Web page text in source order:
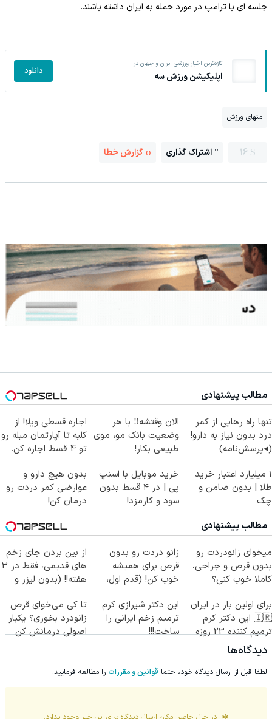
جلسه ای با ترامپ در مورد حمله به ایران داشته باشند.
تازه‌ترین اخبار ورزشی ایران و جهان در
اپلیکیشن ورزش سه دانلود
منهای ورزش
16 اشتراک گذاری گزارش خطا
مطالب پیشنهادی
تنها راه رهایی از کمر
درد بدون نیاز به دارو!
(◂پرسش‌نامه)
الان وقتشه‼️ با هر
وضعیت بانک مو، موی
طبیعی بکار!
اجاره‌ قسطی ویلا! از
کلبه تا آپارتمان مبله رو
تو 4 قسط اجاره کن.
۱ میلیارد اعتبار خرید
طلا | بدون ضامن و
چک
خرید موبایل با اسنپ
پی | در ۴ قسط بدون
سود و کارمزد!
بدون هیچ دارو و
عوارضی کمر دردت رو
درمان کن!
مطالب پیشنهادی
میخوای زانودردت رو
بدون قرص و جراحی،
کاملا خوب کنی؟
زانو دردت رو بدون
قرص برای همیشه
خوب کن! (قدم اول،
از بین بردن جای زخم
های قدیمی، فقط در 3
هفته!! (بدون لیزر و
برای اولین بار در ایران
🇮🇷 این دکتر کرم
ترمیم کننده 23 روزه
ساخت!
این دکتر شیرازی کرم
ترمیم زخم ایرانی را
ساخت!!!
تا کی می‌خوای قرص
زانودرد بخوری؟ یکبار
اصولی درمانش کن
دیدگاه‌ها
لطفا قبل از ارسال دیدگاه خود، حتما قوانین و مقررات را مطالعه فرمایید.